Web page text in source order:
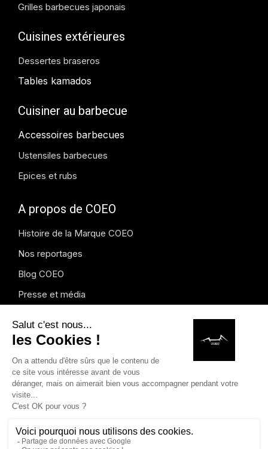
Grilles barbecues japonais
Cuisines extérieures
Dessertes braseros
Tables kamados
Cuisiner au barbecue
Accessoires barbecues
Ustensiles barbecues
Epices et rubs
A propos de COEO
Histoire de la Marque COEO
Nos reportages
Blog COEO
Presse et média
déposées. Tous droits réservés.Mentions légales